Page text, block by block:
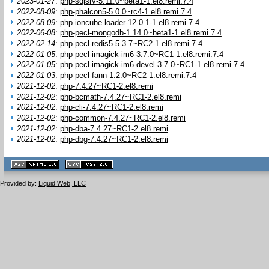
2022-08-09: php-phalcon5-5.0.0~rc4-1.el8.remi.7.4
2022-08-09: php-ioncube-loader-12.0.1-1.el8.remi.7.4
2022-06-08: php-pecl-mongodb-1.14.0~beta1-1.el8.remi.7.4
2022-02-14: php-pecl-redis5-5.3.7~RC2-1.el8.remi.7.4
2022-01-05: php-pecl-imagick-im6-3.7.0~RC1-1.el8.remi.7.4
2022-01-05: php-pecl-imagick-im6-devel-3.7.0~RC1-1.el8.remi.7.4
2022-01-03: php-pecl-fann-1.2.0~RC2-1.el8.remi.7.4
2021-12-02: php-7.4.27~RC1-2.el8.remi
2021-12-02: php-bcmath-7.4.27~RC1-2.el8.remi
2021-12-02: php-cli-7.4.27~RC1-2.el8.remi
2021-12-02: php-common-7.4.27~RC1-2.el8.remi
2021-12-02: php-dba-7.4.27~RC1-2.el8.remi
2021-12-02: php-dbg-7.4.27~RC1-2.el8.remi
XHTML
1.1 valide
2.0 valide
Provided by: Liquid Web, LLC